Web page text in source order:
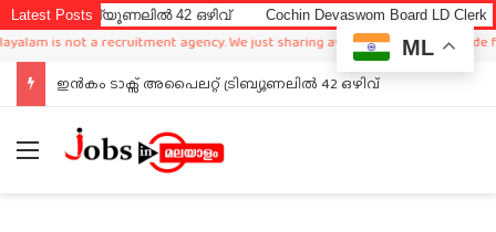
Latest Posts42 ഒഴിവ് Cochin Devaswom Board LD Clerk Exam
not a recruitment agency. We just sharing available job in worldwide
ഇൻകം ടാക്സ് അപൈലറ്റ് ട്രിബ്യൂണലിൽ 42 ഒഴിവ്
Menu
ML